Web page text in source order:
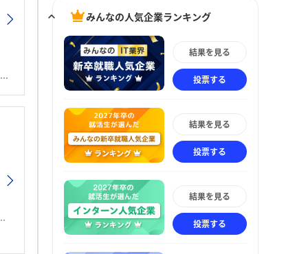
みんなの人気企業ランキング
結果を見る
投票する
結果を見る
投票する
結果を見る
投票する